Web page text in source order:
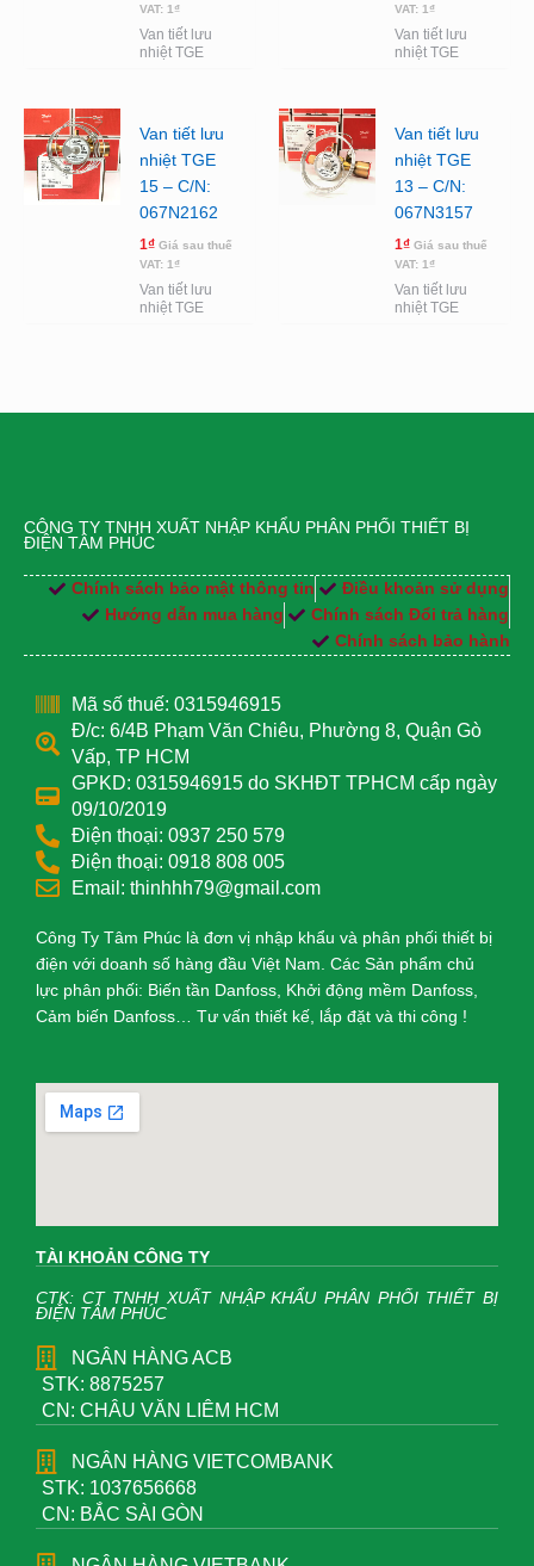
VAT: 1₫
Van tiết lưu
nhiệt TGE
VAT: 1₫
Van tiết lưu
nhiệt TGE
Van tiết lưu
nhiệt TGE
15 – C/N:
067N2162
1₫ Giá sau thuế
VAT: 1₫
Van tiết lưu
nhiệt TGE
Van tiết lưu
nhiệt TGE
13 – C/N:
067N3157
1₫ Giá sau thuế
VAT: 1₫
Van tiết lưu
nhiệt TGE
CÔNG TY TNHH XUẤT NHẬP KHẨU PHÂN PHỐI THIẾT BỊ
ĐIỆN TÂM PHÚC
Chính sách bảo mật thông tin
Điều khoản sử dụng
Hướng dẫn mua hàng
Chính sách Đổi trả hàng
Chính sách bảo hành
Mã số thuế: 0315946915
Đ/c: 6/4B Phạm Văn Chiêu, Phường 8, Quận Gò
Vấp, TP HCM
GPKD: 0315946915 do SKHĐT TPHCM cấp ngày
09/10/2019
Điện thoại: 0937 250 579
Điện thoại: 0918 808 005
Email: thinhhh79@gmail.com
Công Ty Tâm Phúc là đơn vị nhập khẩu và phân phối thiết bị
điện với doanh số hàng đầu Việt Nam. Các Sản phẩm chủ
lực phân phối: Biến tần Danfoss, Khởi động mềm Danfoss,
Cảm biến Danfoss… Tư vấn thiết kế, lắp đặt và thi công !
TÀI KHOẢN CÔNG TY
CTK: CT TNHH XUẤT NHẬP KHẨU PHÂN PHỐI THIẾT BỊ
ĐIỆN TÂM PHÚC
NGÂN HÀNG ACB
STK: 8875257
CN: CHÂU VĂN LIÊM HCM
NGÂN HÀNG VIETCOMBANK
STK: 1037656668
CN: BẮC SÀI GÒN